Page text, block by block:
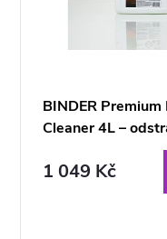
BINDER Premium
Cleaner 4L –
hmyzu a nečistot
1 049 Kč